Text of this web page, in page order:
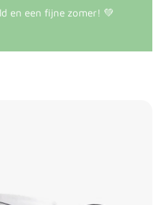
en een fijne zomer! 💚